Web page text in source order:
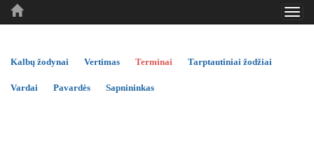
..
..
Kalbų žodynai Vertimas Terminai Tarptautiniai žodžiai
Vardai Pavardės Sapnininkas